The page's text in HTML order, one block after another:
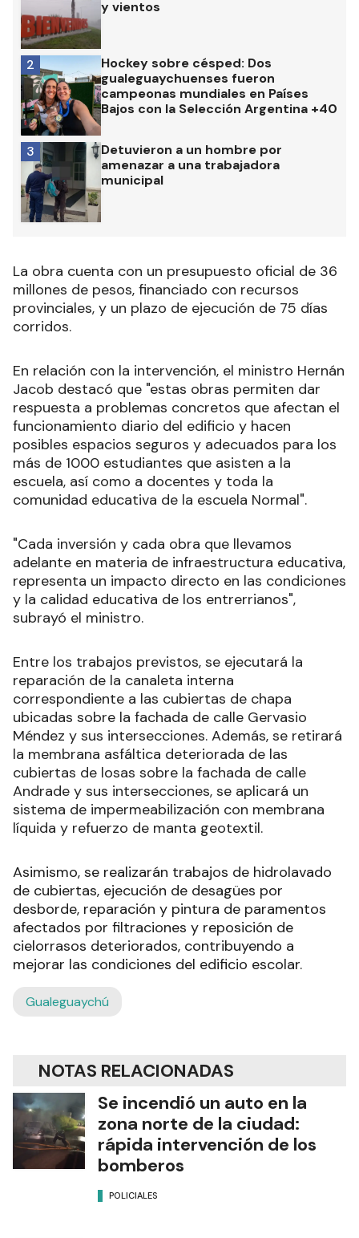
y vientos
Hockey sobre césped: Dos
gualeguaychuenses fueron
campeonas mundiales en Países
Bajos con la Selección Argentina +40
2
Detuvieron a un hombre por
amenazar a una trabajadora
municipal
3
La obra cuenta con un presupuesto oficial de 36
millones de pesos, financiado con recursos
provinciales, y un plazo de ejecución de 75 días
corridos.
En relación con la intervención, el ministro Hernán
Jacob destacó que "estas obras permiten dar
respuesta a problemas concretos que afectan el
funcionamiento diario del edificio y hacen
posibles espacios seguros y adecuados para los
más de 1000 estudiantes que asisten a la
escuela, así como a docentes y toda la
comunidad educativa de la escuela Normal".
"Cada inversión y cada obra que llevamos
adelante en materia de infraestructura educativa,
representa un impacto directo en las condiciones
y la calidad educativa de los entrerrianos",
subrayó el ministro.
Entre los trabajos previstos, se ejecutará la
reparación de la canaleta interna
correspondiente a las cubiertas de chapa
ubicadas sobre la fachada de calle Gervasio
Méndez y sus intersecciones. Además, se retirará
la membrana asfáltica deteriorada de las
cubiertas de losas sobre la fachada de calle
Andrade y sus intersecciones, se aplicará un
sistema de impermeabilización con membrana
líquida y refuerzo de manta geotextil.
Asimismo, se realizarán trabajos de hidrolavado
de cubiertas, ejecución de desagües por
desborde, reparación y pintura de paramentos
afectados por filtraciones y reposición de
cielorrasos deteriorados, contribuyendo a
mejorar las condiciones del edificio escolar.
Gualeguaychú
NOTAS RELACIONADAS
Se incendió un auto en la
zona norte de la ciudad:
rápida intervención de los
bomberos
POLICIALES